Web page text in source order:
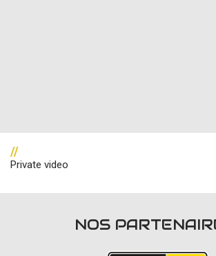
//
Private video
NOS